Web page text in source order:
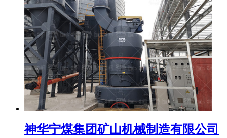
神华宁煤集团矿山机械制造有限公司